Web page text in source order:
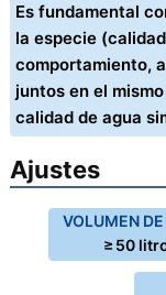
Es fundamental
la especie
comportamiento,
juntos en el
calidad de agua
Ajustes
VOLUMEN
≥ 50